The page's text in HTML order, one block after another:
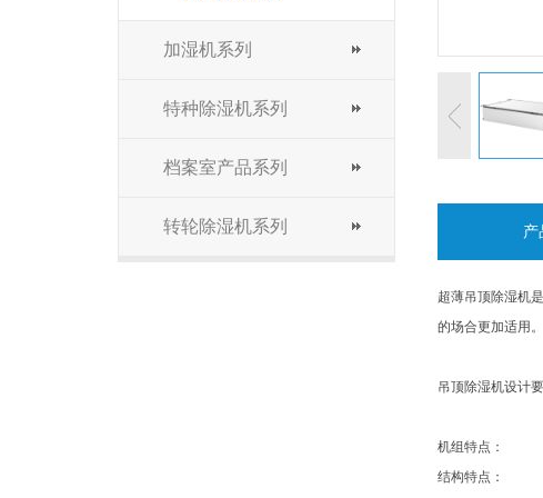
加湿机系列
特种除湿机系列
档案室产品系列
转轮除湿机系列 产
超薄吊顶除湿机
的场合更加适用。
吊顶除湿机设计
机组特点：
结构特点：